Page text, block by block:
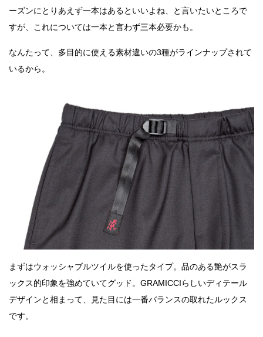
ーズンにとりあえず一本はあるといいよね、と言いたいところで
すが、これについては一本と言わず三本必要かも。
なんたって、多目的に使える素材違いの3種がラインナップされて
いるから。
まずはウォッシャブルツイルを使ったタイプ。品のある艶がスラ
ックス的印象を強めていてグッド。GRAMICCIらしいディテール
デザインと相まって、見た目には一番バランスの取れたルックス
です。